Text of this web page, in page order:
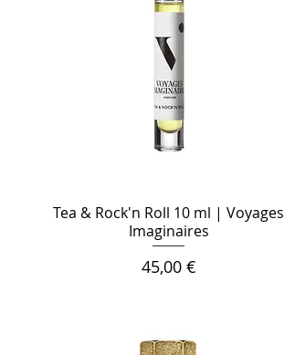
Tea & Rock'n Roll 10 ml | Voyages
Imaginaires
Цена
45,00 €